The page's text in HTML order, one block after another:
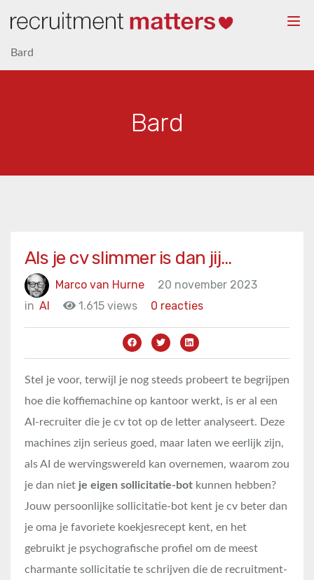
Bard
Bard
Als je cv slimmer is dan jij…
Marco van Hurne
20 november 2023
in AI 1.615 views 0 reacties
Stel je voor, terwijl je nog steeds probeert te begrijpen
hoe die koffiemachine op kantoor werkt, is er al een
AI-recruiter die je cv tot op de letter analyseert. Deze
machines zijn serieus goed, maar laten we eerlijk zijn,
als AI de wervingswereld kan overnemen, waarom zou
je dan niet je eigen sollicitatie-bot kunnen hebben?
Jouw persoonlijke sollicitatie-bot kent je cv beter dan
je oma je favoriete koekjesrecept kent, en het
gebruikt je psychografische profiel om de meest
charmante sollicitatie te schrijven die de recruitment-